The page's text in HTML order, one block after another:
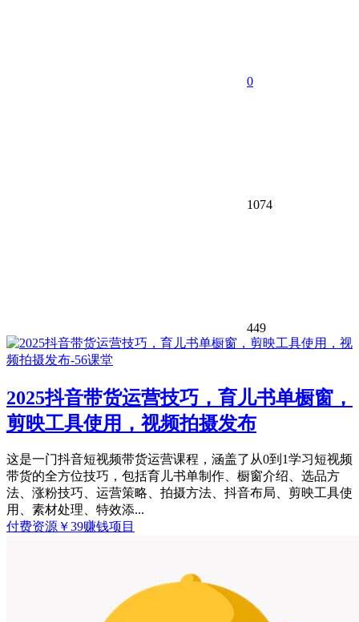
0
1074
449
2025抖音带货运营技巧，育儿书单橱窗，
剪映工具使用，视频拍摄发布
这是一门抖音短视频带货运营课程，涵盖了从0到1学习短视频
带货的全方位技巧，包括育儿书单制作、橱窗介绍、选品方
法、涨粉技巧、运营策略、拍摄方法、抖音布局、剪映工具使
用、素材处理、特效添...
付费资源 ￥39赚钱项目